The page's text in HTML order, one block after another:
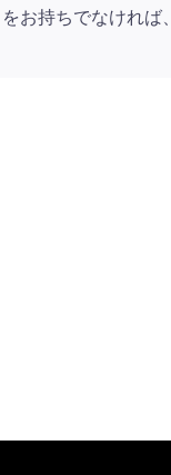
お持ちでなければ、